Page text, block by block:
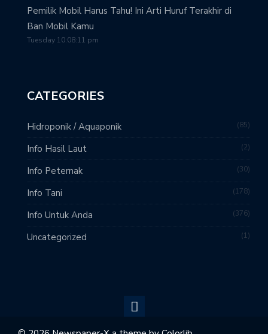
Pemilik Mobil Harus Tahu! Ini Arti Huruf Terakhir di
Ban Mobil Kamu
Tuesday 10:08:11 pm
CATEGORIES
Hidroponik / Aquaponik 85
Info Hasil Laut 2
Info Peternak 30
Info Tani 178
Info Untuk Anda 376
Uncategorized 1